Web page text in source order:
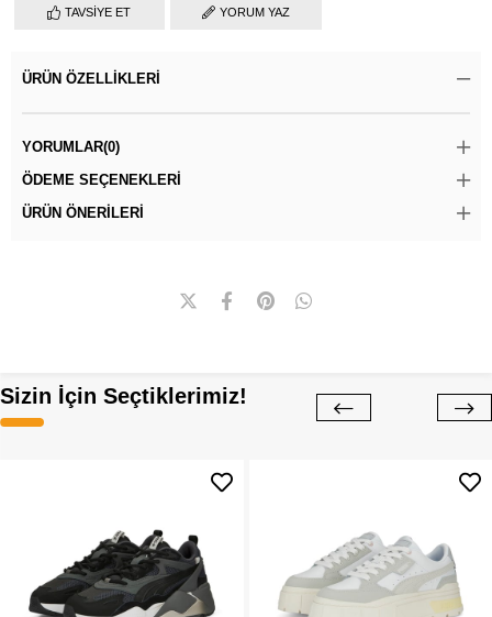
TAVSIYE ET YORUM YAZ
ÜRÜN ÖZELLIKLERI
YORUMLAR(0)
ÖDEME SEÇENEKLERI
ÜRÜN ÖNERILERI
Sizin İçin Seçtiklerimiz!